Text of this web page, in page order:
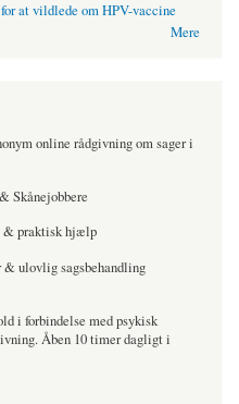
at vildlede om HPV-vaccine
Mere
online rådgivning om sager i
Skånejobbere
& praktisk hjælp
ulovlig sagsbehandling
i forbindelse med psykisk
Åben 10 timer dagligt i